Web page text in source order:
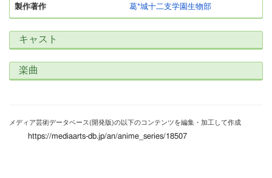
製作著作 葛*城十二支学園生物部
キャスト
楽曲
メディア芸術データベース(開発版)の以下のコンテンツを編集・加工して作成
https://mediaarts-db.jp/an/anime_series/18507